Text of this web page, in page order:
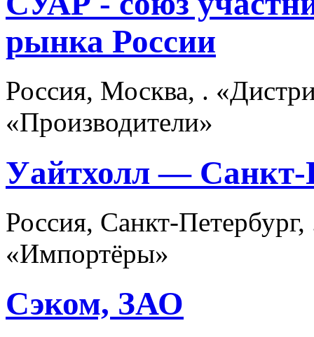
рынка России
Россия, Москва, .
«Производители»
Уайтхолл —
Россия, Санкт-
«Импортёры»
Сэком, ЗАО